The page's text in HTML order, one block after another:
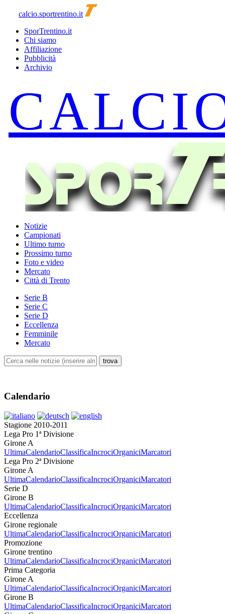
calcio.sportrentino.it
SporTrentino.it
Chi siamo
Affiliazione
Pubblicità
Archivio
Notizie
Campionati
Ultimo turno
Prossimo turno
Foto e video
Mercato
Città di Trento
Serie B
Serie C
Serie D
Eccellenza
Femminile
Mercato
Calendario
Stagione 2010-2011
Lega Pro 1ª Divisione
Girone A
UltimaCalendarioClassificaIncrociOrganiciMarcatori
Lega Pro 2ª Divisione
Girone A
UltimaCalendarioClassificaIncrociOrganiciMarcatori
Serie D
Girone B
UltimaCalendarioClassificaIncrociOrganiciMarcatori
Eccellenza
Girone regionale
UltimaCalendarioClassificaIncrociOrganiciMarcatori
Promozione
Girone trentino
UltimaCalendarioClassificaIncrociOrganiciMarcatori
Prima Categoria
Girone A
UltimaCalendarioClassificaIncrociOrganiciMarcatori
Girone B
UltimaCalendarioClassificaIncrociOrganiciMarcatori